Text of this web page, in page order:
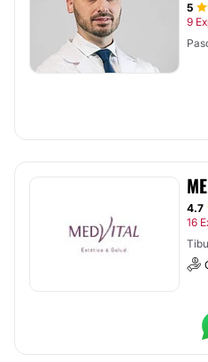
5
9
4.7
16